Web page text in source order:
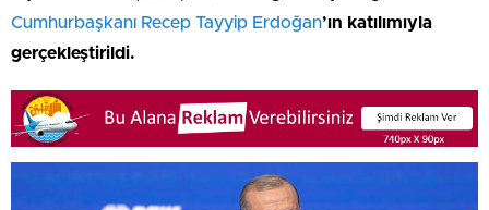
Cumhurbaşkanı Recep Tayyip Erdoğan’ın katılımıyla
gerçekleştirildi.